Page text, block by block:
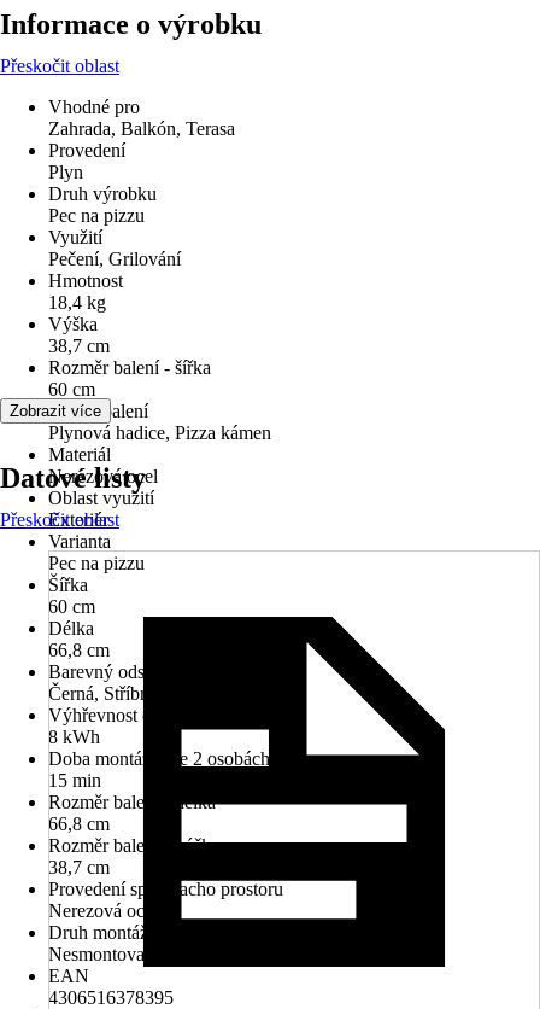
Informace o výrobku
Přeskočit oblast
Vhodné pro
Zahrada, Balkón, Terasa
Provedení
Plyn
Druh výrobku
Pec na pizzu
Využití
Pečení, Grilování
Hmotnost
18,4 kg
Výška
38,7 cm
Rozměr balení - šířka
60 cm
Obsah balení
Plynová hadice, Pizza kámen
Materiál
Nerezová ocel
Oblast využití
Exteriér
Varianta
Pec na pizzu
Šířka
60 cm
Délka
66,8 cm
Barevný odstín
Černá, Stříbrná
Výhřevnost cca
8 kWh
Doba montáže (ve 2 osobách) cca
15 min
Rozměr balení - délka
66,8 cm
Rozměr balení - výška
38,7 cm
Provedení spalovacho prostoru
Nerezová ocel
Druh montáže
Nesmontované
EAN
4306516378395
Zobrazit více
Datové listy
Přeskočit oblast